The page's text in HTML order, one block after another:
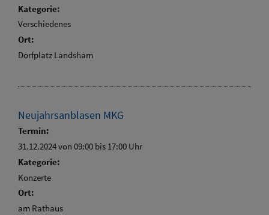
Kategorie:
Verschiedenes
Ort:
Dorfplatz Landsham
Neujahrsanblasen MKG
Termin:
31.12.2024 von 09:00 bis 17:00 Uhr
Kategorie:
Konzerte
Ort:
am Rathaus